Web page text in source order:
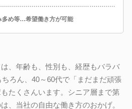
多め等…希望働き方が可能
、年齢も、性別も、経歴もバラバ
ろん、40～60代で「まだまだ頑張
たくさんいます。シニア層まで第
、当社の自由な働き方のおかげ。